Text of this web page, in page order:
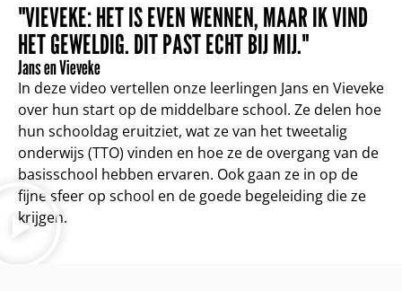
"VIEVEKE: HET IS EVEN WENNEN, MAAR IK VIND
HET GEWELDIG. DIT PAST ECHT BIJ MIJ."
Jans en Vieveke
In deze video vertellen onze leerlingen Jans en Vieveke
over hun start op de middelbare school. Ze delen hoe
hun schooldag eruitziet, wat ze van het tweetalig
onderwijs (TTO) vinden en hoe ze de overgang van de
basisschool hebben ervaren. Ook gaan ze in op de
fijne sfeer op school en de goede begeleiding die ze
krijgen.